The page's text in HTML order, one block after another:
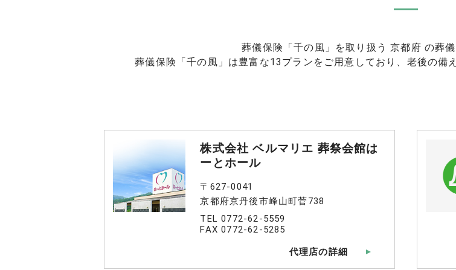
葬儀保険「千の風」を取り扱う 京都府 の葬
葬儀保険「千の風」は豊富な13プランをご用意しており、老後の備
株式会社 ベルマリエ 葬祭会館は
ーとホール
〒627-0041
京都府京丹後市峰山町菅738
TEL 0772-62-5559
FAX 0772-62-5285
代理店の詳細